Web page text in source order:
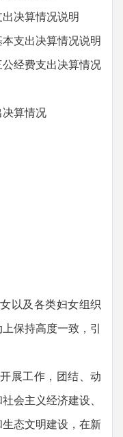
决算情况说明
支出决算情况说明
经费支出决算情况
算情况
以及各类妇女组织
保持高度一致，引
展工作，团结、动
会主义经济建设、
态文明建设，在新